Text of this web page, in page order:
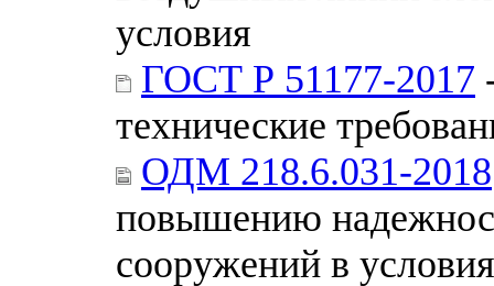
условия
ГОСТ Р 51177-2017
технические
ОДМ 218.6.031-2018
повышению
сооружений в